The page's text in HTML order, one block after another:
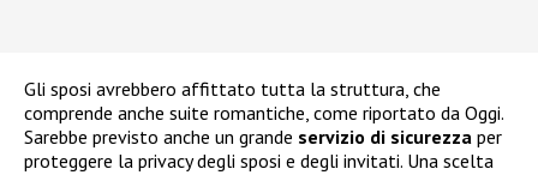
Gli sposi avrebbero affittato tutta la struttura, che
comprende anche suite romantiche, come riportato da Oggi.
Sarebbe previsto anche un grande servizio di sicurezza per
proteggere la privacy degli sposi e degli invitati. Una scelta